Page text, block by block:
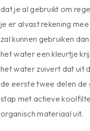
dat je al gebruikt om
je er alvast rekening
zal kunnen gebruiken
het water een kleurtje
het water zuivert dat uit
de eerste twee delen
stap met actieve
organisch materiaal uit.